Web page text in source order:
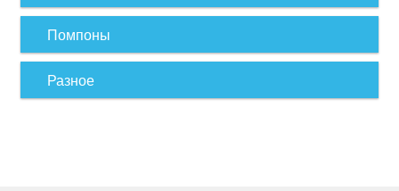
Помпоны
Разное